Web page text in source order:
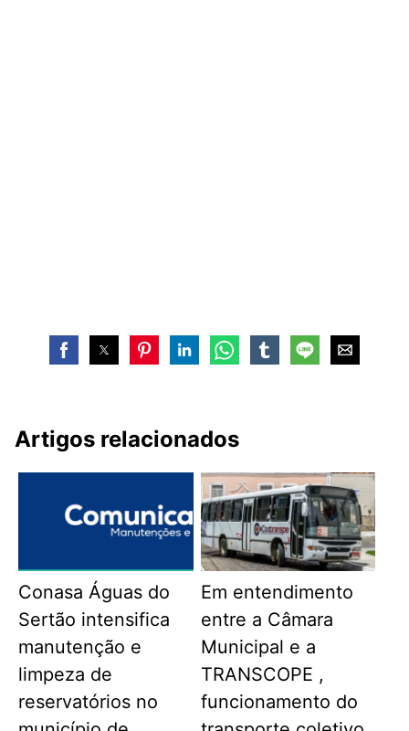
Artigos relacionados
Conasa Águas do
Sertão intensifica
manutenção e
limpeza de
reservatórios no
Em entendimento
entre a Câmara
Municipal e a
TRANSCOPE ,
funcionamento do